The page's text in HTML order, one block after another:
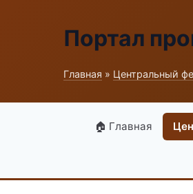
Портал
Главная » Центральный
🏠 Главная